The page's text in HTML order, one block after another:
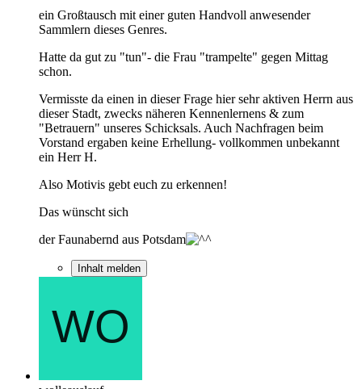
ein Großtausch mit einer guten Handvoll anwesender
Sammlern dieses Genres.
Hatte da gut zu "tun"- die Frau "trampelte" gegen Mittag
schon.
Vermisste da einen in dieser Frage hier sehr aktiven Herrn aus
dieser Stadt, zwecks näheren Kennenlernens & zum
"Betrauern" unseres Schicksals. Auch Nachfragen beim
Vorstand ergaben keine Erhellung- vollkommen unbekannt
ein Herr H.
Also Motivis gebt euch zu erkennen!
Das wünscht sich
der Faunabernd aus Potsdam
Inhalt melden